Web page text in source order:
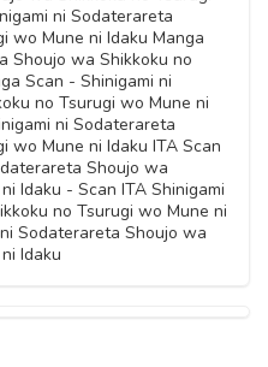
ni Sodaterareta
wo Mune ni Idaku Manga
Shoujo wa Shikkoku no
Scan - Shinigami ni
no Tsurugi wo Mune ni
ni Sodaterareta
wo Mune ni Idaku ITA Scan
Shoujo wa
Idaku - Scan ITA Shinigami
no Tsurugi wo Mune ni
Sodaterareta Shoujo wa
Idaku